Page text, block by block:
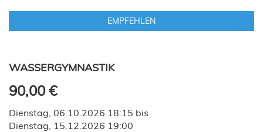
EMPFEHLEN
WASSERGYMNASTIK
90,00 €
Dienstag, 06.10.2026 18:15 bis
Dienstag, 15.12.2026 19:00